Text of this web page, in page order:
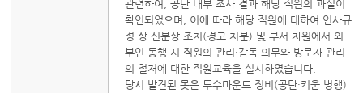
관련하여, 공단 내부 조사 결과 해당 직원의 과실이
확인되었으며, 이에 따라 해당 직원에 대하여 인사규
정 상 신분상 조치(경고 처분) 및 부서 차원에서 외
부인 동행 시 직원의 관리·감독 의무와 방문자 관리
의 철저에 대한 직원교육을 실시하였습니다.
당시 발견된 못은 투수마운드 정비(공단·키움 병행)